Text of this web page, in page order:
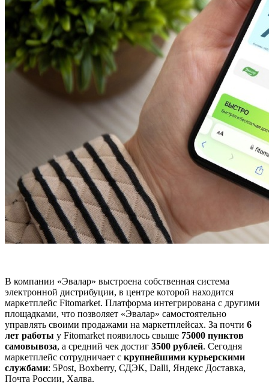
В компании «Эвалар» выстроена собственная система
электронной дистрибуции, в центре которой находится
маркетплейс Fitomarket. Платформа интегрирована с другими
площадками, что позволяет «Эвалар» самостоятельно
управлять своими продажами на маркетплейсах. За почти 6
лет работы у Fitomarket появилось свыше 75000 пунктов
самовывоза, а средний чек достиг 3500 рублей. Сегодня
маркетплейс сотрудничает с крупнейшими курьерскими
службами: 5Post, Boxberry, СДЭК, Dalli, Яндекс Доставка,
Почта России, Халва.